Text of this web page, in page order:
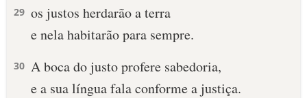
ESBOÇOS DE PREGAÇÃO
TEMAS
29 os justos herdarão a terra
e nela habitarão para sempre.
30 A boca do justo profere sabedoria,
e a sua língua fala conforme a justiça.